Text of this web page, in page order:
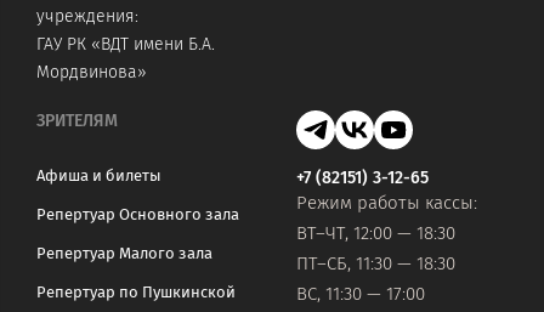
учреждения:
ГАУ РК «ВДТ имени Б.А.
Мордвинова»
ЗРИТЕЛЯМ
Афиша и билеты
Репертуар Основного зала
Репертуар Малого зала
Репертуар по Пушкинской
+7 (82151) 3-12-65
Режим работы кассы:
ВТ–ЧТ, 12:00 — 18:30
ПТ–СБ, 11:30 — 18:30
ВС, 11:30 — 17:00